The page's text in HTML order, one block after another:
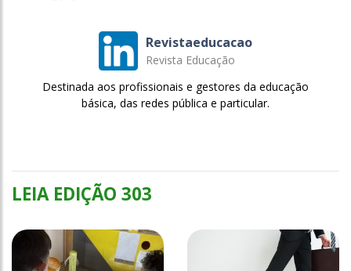
Revistaeducacao
Revista Educação
Destinada aos profissionais e gestores da educação
básica, das redes pública e particular.
LEIA EDIÇÃO 303